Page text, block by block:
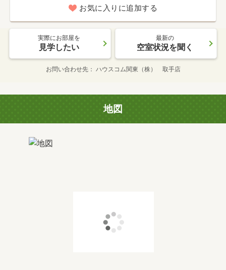
お気に入りに追加する
実際にお部屋を
見学したい
最新の
空室状況を聞く
お問い合わせ先 ハウスコム関東（株） 取手店
地図